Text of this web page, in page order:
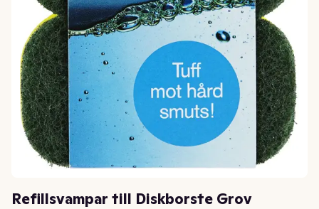
Refillsvampar till Diskborste Grov